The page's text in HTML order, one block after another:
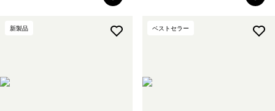
新製品 ベストセラー